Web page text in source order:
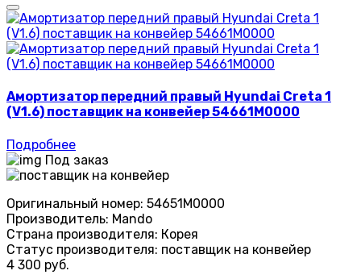
Амортизатор передний правый Hyundai Creta 1
(V1.6) поставщик на конвейер 54661M0000
Подробнее
Под заказ
Оригинальный номер: 54651M0000
Производитель: Mando
Страна производителя: Корея
Статус производителя: поставщик на конвейер
4 300 руб.